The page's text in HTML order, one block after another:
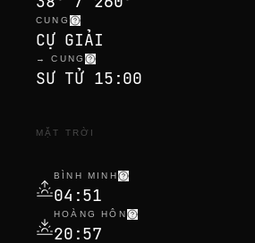
CUNG
CỰ GIẢI
→ CUNG
SƯ TỬ 15:00
MẶT TRỜI
BÌNH MINH
04:51
HOÀNG HÔN
20:57